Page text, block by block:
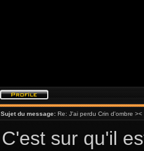
Sujet du message: Re: J'ai perdu Crin d'ombre ><
C'est sur qu'il